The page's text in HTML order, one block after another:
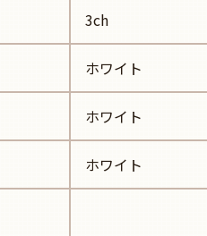
3ch
ホワイト
ホワイト
ホワイト